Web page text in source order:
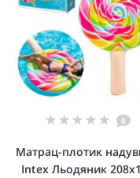
0
Матрац-плотик
Intex Льодяник